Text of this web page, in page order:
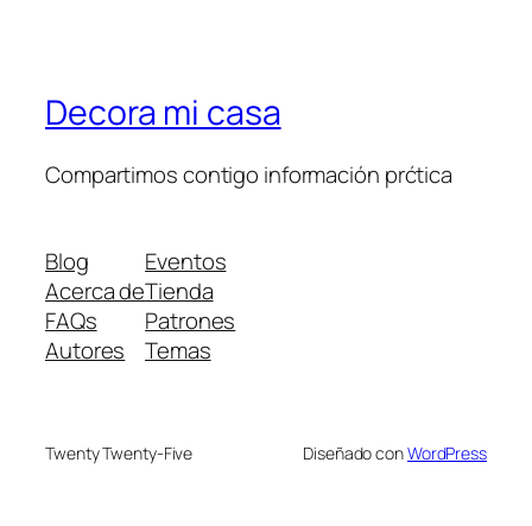
Decora mi casa
Compartimos contigo información prćtica
Blog
Acerca de
FAQs
Autores
Eventos
Tienda
Patrones
Temas
Twenty Twenty-Five Diseñado conWordPress